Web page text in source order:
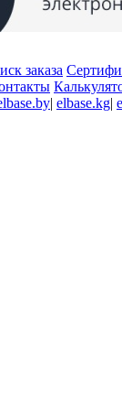
заказа
| elbase.kg|